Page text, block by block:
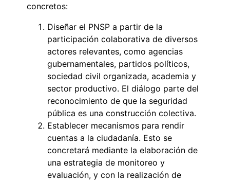
concretos:
Diseñar el PNSP a partir de la
participación colaborativa de diversos
actores relevantes, como agencias
gubernamentales, partidos políticos,
sociedad civil organizada, academia y
sector productivo. El diálogo parte del
reconocimiento de que la seguridad
pública es una construcción colectiva.
Establecer mecanismos para rendir
cuentas a la ciudadanía. Esto se
concretará mediante la elaboración de
una estrategia de monitoreo y
evaluación, y con la realización de